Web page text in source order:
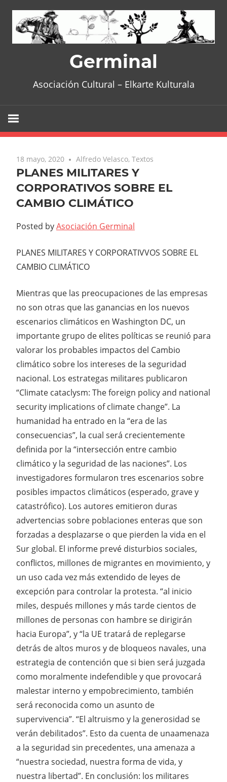
content
Germinal
Asociación Cultural – Elkarte Kulturala
18 mayo, 2020 Alfredo Velasco,Textos
PLANES MILITARES Y
CORPORATIVOS SOBRE EL
CAMBIO CLIMÁTICO
Posted byAsociación Germinal
PLANES MILITARES Y CORPORATIVVOS SOBRE EL
CAMBIO CLIMÁTICO
Mientras que las preocupaciones de las empresas
no son otras que las ganancias en los nuevos
escenarios climáticos en Washington DC, un
importante grupo de elites políticas se reunió para
valorar los probables impactos del Cambio
climático sobre los intereses de la seguridad
nacional. Los estrategas militares publicaron
“Climate cataclysm: The foreign policy and national
security implications of climate change”. La
humanidad ha entrado en la “era de las
consecuencias”, la cual será crecientemente
definida por la “intersección entre cambio
climático y la seguridad de las naciones”. Los
investigadores formularon tres escenarios sobre
posibles impactos climáticos (esperado, grave y
catastrófico). Los autores emitieron duras
advertencias sobre poblaciones enteras que son
forzadas a desplazarse o que pierden la vida en el
Sur global. El informe prevé disturbios sociales,
conflictos, millones de migrantes en movimiento, y
un uso cada vez más extendido de leyes de
excepción para controlar la protesta. “al inicio
miles, después millones y más tarde cientos de
millones de personas con hambre se dirigirán
hacia Europa”, y “la UE tratará de replegarse
detrás de altos muros y de bloqueos navales, una
estrategia de contención que si bien será juzgada
como moralmente indefendible y que provocará
malestar interno y empobrecimiento, también
será reconocida como un asunto de
supervivencia”. “El altruismo y la generosidad se
verán debilitados”. Esto da cuenta de unaamenaza
a la seguridad sin precedentes, una amenaza a
“nuestra sociedad, nuestra forma de vida, y
nuestra libertad”. En conclusión: los militares